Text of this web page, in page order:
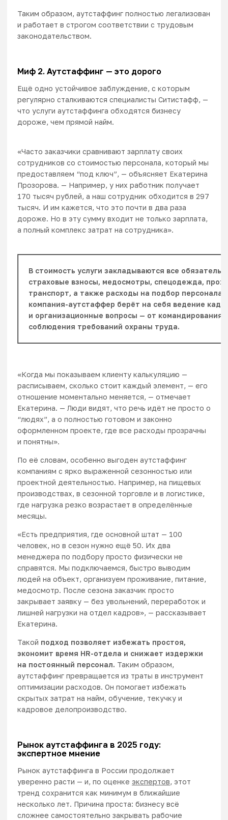
Таким образом, аутстаффинг полностью легализован
и работает в строгом соответствии с трудовым
законодательством.
Миф 2. Аутстаффинг — это дорого
Ещё одно устойчивое заблуждение, с которым
регулярно сталкиваются специалисты Ситистафф, —
что услуги аутстаффинга обходятся бизнесу
дороже, чем прямой найм.
«Часто заказчики сравнивают зарплату своих
сотрудников со стоимостью персонала, который мы
предоставляем “под ключ”, — объясняет Екатерина
Прозорова. — Например, у них работник получает
170 тысяч рублей, а наш сотрудник обходится в 297
тысяч. И им кажется, что это почти в два раза
дороже. Но в эту сумму входит не только зарплата,
а полный комплекс затрат на сотрудника».
В стоимость услуги закладываются все
страховые взносы, медосмотры, спецодежда,
транспорт, а также расходы на подбор персонала.
компания-аутстаффер берёт на себя ведение
и организационные вопросы — от командирования
соблюдения требований охраны труда.
«Когда мы показываем клиенту калькуляцию —
расписываем, сколько стоит каждый элемент, — его
отношение моментально меняется, — отмечает
Екатерина. — Люди видят, что речь идёт не просто о
“людях”, а о полностью готовом и законно
оформленном проекте, где все расходы прозрачны
и понятны».
По её словам, особенно выгоден аутстаффинг
компаниям с ярко выраженной сезонностью или
проектной деятельностью. Например, на пищевых
производствах, в сезонной торговле и в логистике,
где нагрузка резко возрастает в определённые
месяцы.
«Есть предприятия, где основной штат — 100
человек, но в сезон нужно ещё 50. Их два
менеджера по подбору просто физически не
справятся. Мы подключаемся, быстро выводим
людей на объект, организуем проживание, питание,
медосмотр. После сезона заказчик просто
закрывает заявку — без увольнений, переработок и
лишней нагрузки на отдел кадров», — рассказывает
Екатерина.
Такой подход позволяет избежать простоя,
экономит время HR-отдела и снижает издержки
на постоянный персонал. Таким образом,
аутстаффинг превращается из траты в инструмент
оптимизации расходов. Он помогает избежать
скрытых затрат на найм, обучение, текучку и
кадровое делопроизводство.
Рынок аутстаффинга в 2025 году:
экспертное мнение
Рынок аутстаффинга в России продолжает
уверенно расти — и, по оценке экспертов, этот
тренд сохранится как минимум в ближайшие
несколько лет. Причина проста: бизнесу всё
сложнее самостоятельно закрывать рабочие